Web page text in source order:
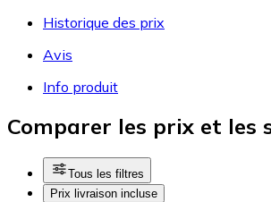
Historique des prix
Avis
Info produit
Comparer les prix et les
Tous les filtres
Prix livraison incluse